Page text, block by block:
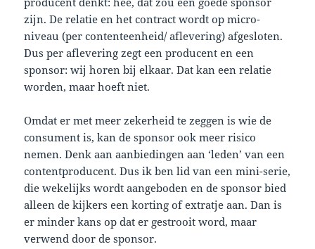
zijn. De relatie en het contract wordt op micro-
niveau (per contenteenheid/ aflevering) afgesloten.
Dus per aflevering zegt een producent en een
sponsor: wij horen bij elkaar. Dat kan een relatie
worden, maar hoeft niet.
Omdat er met meer zekerheid te zeggen is wie de
consument is, kan de sponsor ook meer risico
nemen. Denk aan aanbiedingen aan ‘leden’ van een
contentproducent. Dus ik ben lid van een mini-serie,
die wekelijks wordt aangeboden en de sponsor bied
alleen de kijkers een korting of extratje aan. Dan is
er minder kans op dat er gestrooit word, maar
verwend door de sponsor.